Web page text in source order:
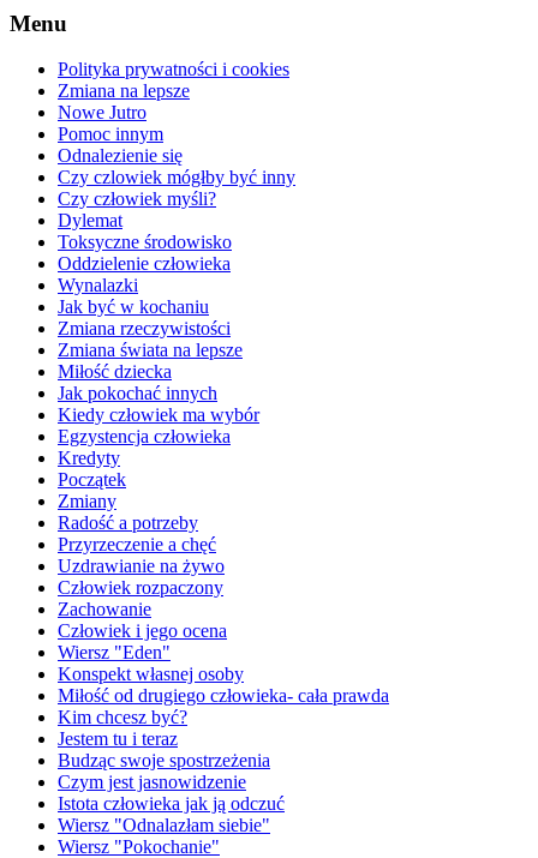
Menu
Polityka prywatności i cookies
Zmiana na lepsze
Nowe Jutro
Pomoc innym
Odnalezienie się
Czy czlowiek mógłby być inny
Czy człowiek myśli?
Dylemat
Toksyczne środowisko
Oddzielenie człowieka
Wynalazki
Jak być w kochaniu
Zmiana rzeczywistości
Zmiana świata na lepsze
Miłość dziecka
Jak pokochać innych
Kiedy człowiek ma wybór
Egzystencja człowieka
Kredyty
Początek
Zmiany
Radość a potrzeby
Przyrzeczenie a chęć
Uzdrawianie na żywo
Człowiek rozpaczony
Zachowanie
Człowiek i jego ocena
Wiersz "Eden"
Konspekt własnej osoby
Miłość od drugiego człowieka- cała prawda
Kim chcesz być?
Jestem tu i teraz
Budząc swoje spostrzeżenia
Czym jest jasnowidzenie
Istota człowieka jak ją odczuć
Wiersz "Odnalazłam siebie"
Wiersz "Pokochanie"